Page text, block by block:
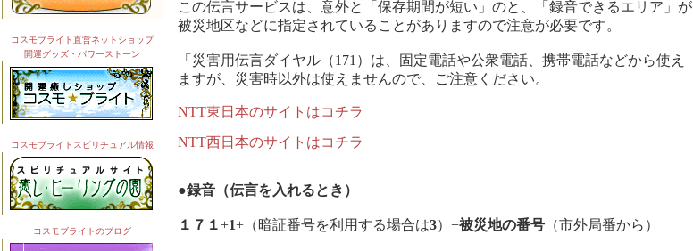
コスモブライト直営ネットショップ
開運グッズ・パワーストーン
コスモブライトスピリチュアル情報
コスモブライトのブログ
この伝言サービスは、意外と「保存期間が短い」のと、「録音できるエリア」が
被災地区などに指定されていることがありますので注意が必要です。
「災害用伝言ダイヤル（171）は、固定電話や公衆電話、携帯電話などから使え
ますが、災害時以外は使えませんので、ご注意ください。
NTT東日本のサイトはコチラ
NTT西日本のサイトはコチラ
●録音（伝言を入れるとき）
１７１+1+（暗証番号を利用する場合は3）+被災地の番号 （市外局番から）